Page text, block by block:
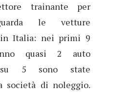
trainante per
le vetture
Italia: nei primi 9
quasi 2 auto
5 sono state
società di noleggio.